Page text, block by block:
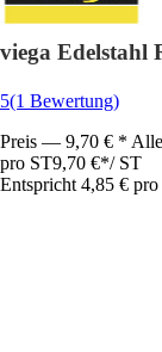
viega Edelstahl
5(1 Bewertung)
Preis — 9,70 € * Alle
pro ST9,70 €*/ ST
Entspricht 4,85 € pro